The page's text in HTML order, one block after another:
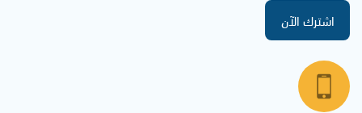
اشترك الآن